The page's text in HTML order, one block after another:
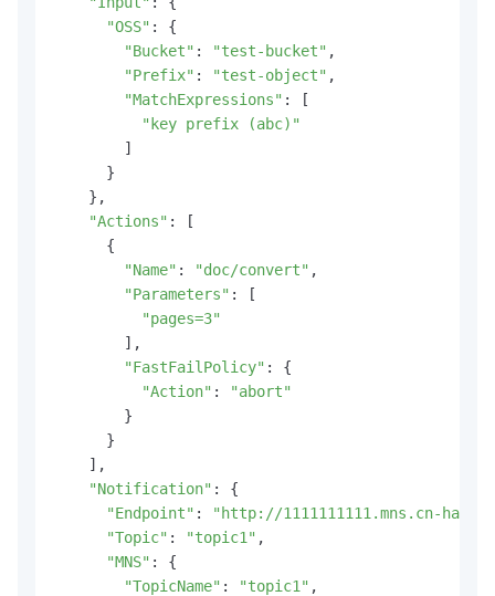
"OSS" : {
"Bucket" : "test-bucket" ,
"Prefix" : "test-object" ,
"MatchExpressions" : [
"key prefix (abc)"
        ]
      }
    },
"Actions" : [
      {
"Name" : "doc/convert" ,
"Parameters" : [
"pages=3"
        ],
"FastFailPolicy" : {
"Action" :
"abort"
        }
      }
    ],
"Notification" : {
"Endpoint" :
"http://1111111111.mns.cn-
"Topic" : "topic1" ,
"MNS" : {
"TopicName" : "topic1" ,